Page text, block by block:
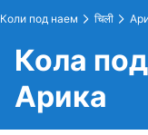
Коли под наем चिली
Кола
Арика